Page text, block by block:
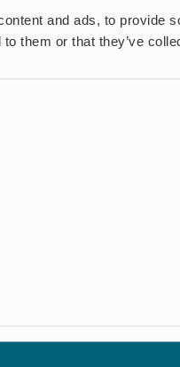
and ads, to provide
to them or that they’ve